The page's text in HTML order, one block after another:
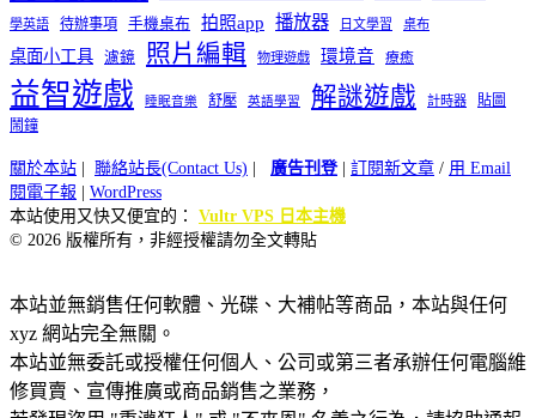
學英語 待辦事項 手機桌布 拍照app 播放器 日文學習 桌布
桌面小工具 濾鏡 照片編輯 物理遊戲 環境音 療癒
益智遊戲 睡眠音樂 舒壓 英語學習 解謎遊戲 計時器
貼圖
鬧鐘
關於本站 聯絡站長(Contact Us) 廣告刊登| 訂閱新文章 / 用 Email
閱電子報
WordPress
本站使用又快又便宜的： Vultr VPS 日本主機
© 2026 版權所有，非經授權請勿全文轉貼
本站並無銷售任何軟體、光碟、大補帖等商品，本站與任何
xyz 網站完全無關。
本站並無委託或授權任何個人、公司或第三者承辦任何電腦維
修買賣、宣傳推廣或商品銷售之業務，